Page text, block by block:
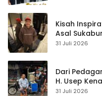
Kisah
Asal
Streaming
31 Juli 2026
Dari
H. Usep
Cisaat
31 Juli 2026